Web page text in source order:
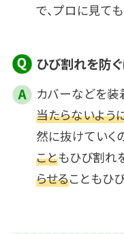
で、プロに見て
ひび割れを防
カバーなどを装
当たらないよう
然に抜けていく
こともひび割れ
らせることもひ